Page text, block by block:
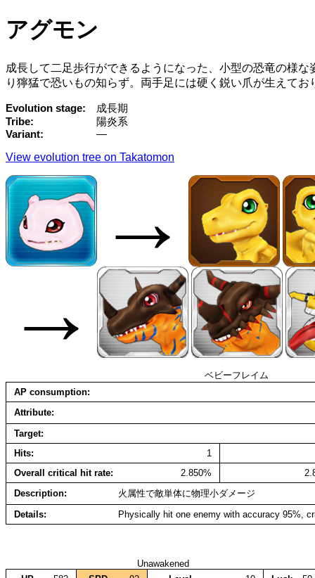
アグモン
成長して二足歩行ができるようになった、小型の恐竜の様
り獰猛で恐いもの知らず。両手足には硬く鋭い爪が生えて
Evolution stage
成長期
Tribe
陽炎系
Variant
—
View evolution tree on Takatomon
→
→
ベビーフレイム
AP consumption
Attribute
Target
Hits
1
Overall critical hit rate
2.850%
Description
火属性で敵単体に物理小ダメージ
Details
Physically hit one enemy with accuracy 95%,
Unawakened